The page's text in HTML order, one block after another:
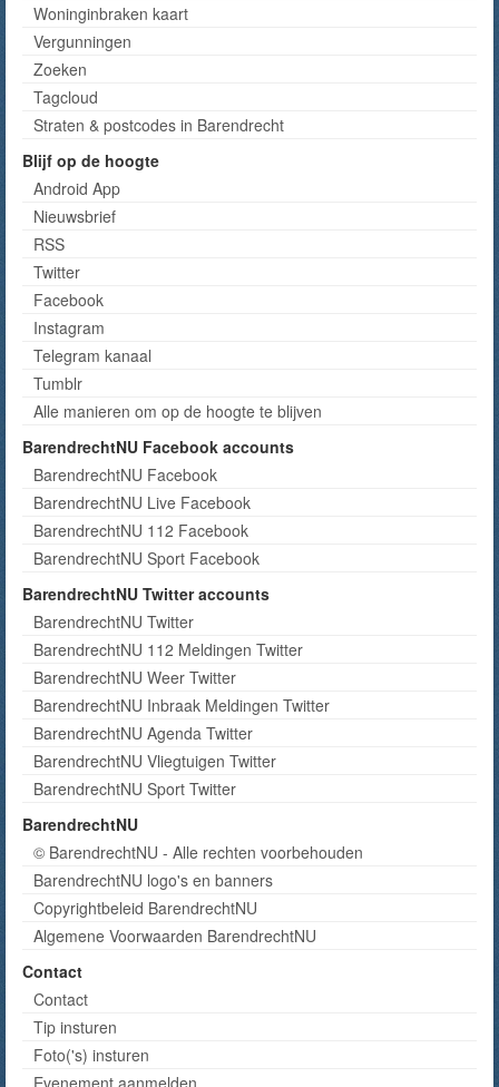
Woninginbraken kaart
Vergunningen
Zoeken
Tagcloud
Straten & postcodes in Barendrecht
Blijf op de hoogte
Android App
Nieuwsbrief
RSS
Twitter
Facebook
Instagram
Telegram kanaal
Tumblr
Alle manieren om op de hoogte te blijven
BarendrechtNU Facebook accounts
BarendrechtNU Facebook
BarendrechtNU Live Facebook
BarendrechtNU 112 Facebook
BarendrechtNU Sport Facebook
BarendrechtNU Twitter accounts
BarendrechtNU Twitter
BarendrechtNU 112 Meldingen Twitter
BarendrechtNU Weer Twitter
BarendrechtNU Inbraak Meldingen Twitter
BarendrechtNU Agenda Twitter
BarendrechtNU Vliegtuigen Twitter
BarendrechtNU Sport Twitter
BarendrechtNU
© BarendrechtNU - Alle rechten voorbehouden
BarendrechtNU logo's en banners
Copyrightbeleid BarendrechtNU
Algemene Voorwaarden BarendrechtNU
Contact
Contact
Tip insturen
Foto('s) insturen
Evenement aanmelden